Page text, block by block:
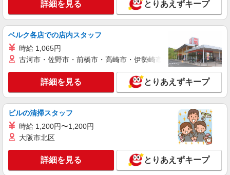
株式会社シエロ
スマホ携帯販売【エーユー】
月給259200円〜300000円（経験・能力によ
る） ※残業手当別途支給 ※研修期間6か月・時給
1500円〜 ★交通費別途支給（規定あり） ゜
+゜・。○。・゜+゜・。○。・゜+゜ 入社祝い金10
ィブ支給(規定有) ゜・。○。・゜+゜・。○。・゜
+゜
熊本県熊本市中央区の家電量販店
キープ 詳細を見る
紹介予定派遣
株式会社シエロ
時給 未経験1400円〜 時給 経験者1500円〜 ※
残業代支給 ★交通費別途支給（規定あり） ゜
+゜・。○。・゜+゜・。○。・゜+゜ 入社祝い金10
万円支給(規定有) お友達を紹介頂くと, インセンテ
ィブ支給(規定有) ★月2回払い・週払い可能（規程
熊本県下の家電量販店 ※週単位で勤務地が変
更となります。
詳細を見る とりあえずキープ
ベルク各店での店内スタッフ
時給 1,065円
古河市・佐野市・前橋市・高崎市・伊勢崎市・太田市・館林市
詳細を見る とりあえずキープ
ビルの清掃スタッフ
時給 1,200円〜1,200円
大阪市北区
詳細を見る とりあえずキープ